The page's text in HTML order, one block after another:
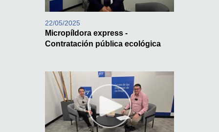
22/05/2025
Micropíldora express -
Contratación pública ecológica